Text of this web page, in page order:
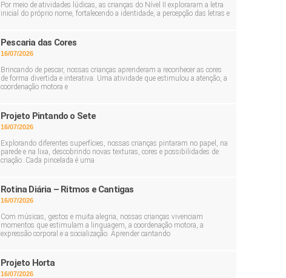
Por meio de atividades lúdicas, as crianças do Nível II exploraram a letra
inicial do próprio nome, fortalecendo a identidade, a percepção das letras e
Pescaria das Cores
16/07/2026
Brincando de pescar, nossas crianças aprenderam a reconhecer as cores
de forma divertida e interativa. Uma atividade que estimulou a atenção, a
coordenação motora e
Projeto Pintando o Sete
16/07/2026
Explorando diferentes superfícies, nossas crianças pintaram no papel, na
parede e na lixa, descobrindo novas texturas, cores e possibilidades de
criação. Cada pincelada é uma
Rotina Diária – Ritmos e Cantigas
16/07/2026
Com músicas, gestos e muita alegria, nossas crianças vivenciam
momentos que estimulam a linguagem, a coordenação motora, a
expressão corporal e a socialização. Aprender cantando
Projeto Horta
16/07/2026